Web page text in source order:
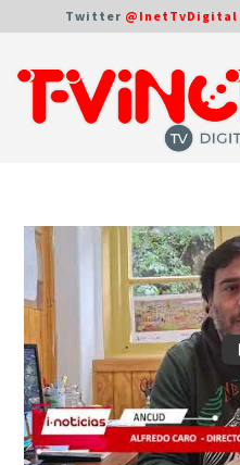
Twitter @InetTvDigital